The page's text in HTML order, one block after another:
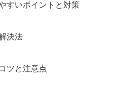
すいポイントと対策
決法
ツと注意点